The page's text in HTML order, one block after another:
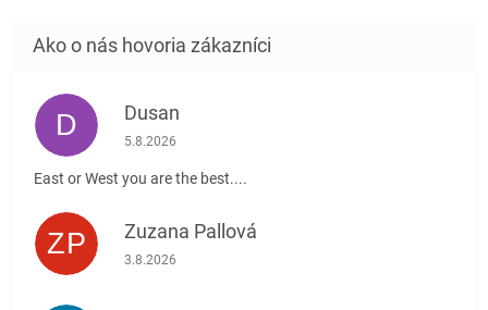
D Dusan
Hodnotenie obchodu je 5 z 5 hviezdičiek.
5.8.2026
East or West you are the best....
ZP Zuzana Pallová
Hodnotenie obchodu je 5 z 5 hviezdičiek.
3.8.2026